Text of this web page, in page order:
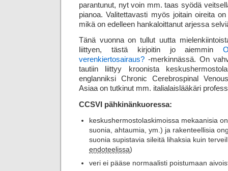
parantunut, nyt voin mm. taas syödä
pianoa. Valitettavasti myös joitain oireita
mikä on edelleen hankaloittanut arjessa
Tänä vuonna on tullut uutta
liittyen, tästä kirjoitin jo aiemmin
verenkiertosairaus? -merkinnässä. On
tautiin liittyy kroonista
englanniksi Chronic Cerebrospinal
Asiaa on tutkinut mm. italialaislääkäri
CCSVI pähkinänkuoressa:
keskushermostolaskimoissa mekaanisia
suonia, ahtaumia, ym.) ja rakenteellisia
suonia supistavia sileitä lihaksia kuin
endoteelissa)
veri ei pääse normaalisti poistumaan